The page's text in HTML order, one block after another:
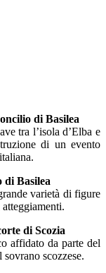
di Basilea
tra l’isola d’Elba e
di un evento
di Basilea
varietà di figure
di Scozia
affidato da parte del
scozzese.